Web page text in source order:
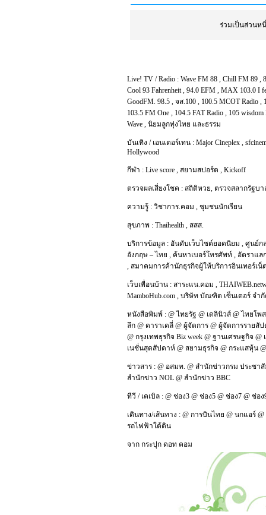
ร่วมเป็นส่วนห
Live! TV / Radio : Wave FM 88 , Chill FM 89 ,
Cool 93 Fahrenheit, 94.0 EFM , MAX 103.0 I
GoodFM. 98.5 , จส.100 , 100.5 MCOT Radio ,
103.5 FM One , 104.5 FAT Radio , 105 wisdom
Wave , นิยมลูกทุ่งไทย และธรรม
บันเทิง / เอนเตอร์เทน : Major Cineplex ,
Hollywood
กีฬา : Live score , สยามสปอร์ต , Kickoff
ตรวจผลเสี่ยงโชค : สถิติหวย, ตรวจสลากรัฐบา
ความรู้ : วิชาการ.คอม , ชุมชนนักเรียน
สุขภาพ : Thaihealth , สสส.
บริการข้อมูล : อันดับเว็บไซต์ยอดนิยม , ศูนย์ก
อังกฤษ – ไทย , ค้นหาเบอร์โทรศัพท์ , อัตราแล
, สมาคมการค้านักธุรกิจผู้ให้บริการอินเทอร์เน็
เว็บเพื่อนบ้าน : สาระแน.คอม ,
MamboHub.com , บริษัท บัณฑิต เซ็นเตอร์ จำ
หนังสือพิมพ์ : @ ไทยรัฐ @ เดลินิวส์ @ ไทยโพ
ลึก @ ดาราเดลี่ @ ผู้จัดการ @ ผู้จัดการรายสั
@ กรุงเทพธุรกิจ Biz week @ ฐานเศรษฐกิจ @
เนชั่นสุดสัปดาห์ @ สยามธุรกิจ @ กระแสหุ้น
ข่าวสาร : @ อสมท. @ สำนักข่าวกรม ประชา
สำนักข่าว NOL @ สำนักข่าว BBC
ทีวี / เคเบิล : @ ช่อง3 @ ช่อง5 @ ช่อง7 @ ช่อง
เดินทาง/เส้นทาง : @ การบินไทย @ นกแอร์ @
รถไฟฟ้าใต้ดิน
จาก กระปุก ดอท คอม